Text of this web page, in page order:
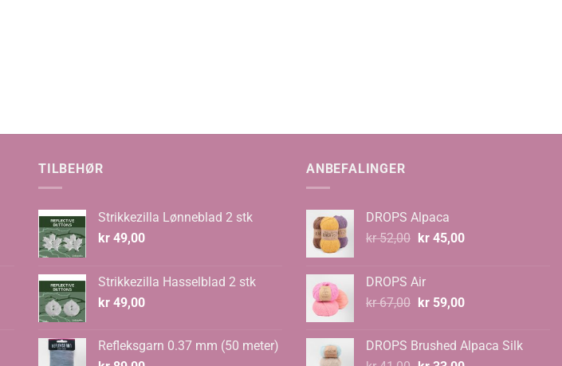
TILBEHØR
Strikkezilla Lønneblad 2 stk
kr 49,00
Strikkezilla Hasselblad 2 stk
kr 49,00
Refleksgarn 0.37 mm (50 meter)
ANBEFALINGER
DROPS Alpaca
kr52,00 Opprinnelig
kr 52,00.
kr45,00Nåværende
DROPS Air
kr67,00 Opprinnelig
kr 67,00.
kr59,00Nåværende
kr 59,00.
DROPS Brushed Alpaca Silk